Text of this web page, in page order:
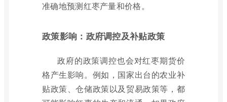
准确地预测红枣产量和价格。
政策影响：政府调控及补贴政策
政府的政策调控也会对红枣期货价
格产生影响。例如，国家出台的农业补
贴政策、仓储政策以及贸易政策等，都